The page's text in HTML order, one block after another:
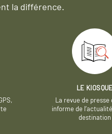
la différence.
LE
La revue de presse
informe de
destination